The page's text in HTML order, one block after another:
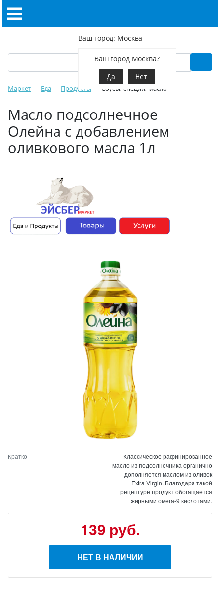
Ваш город: Москва
Ваш город Москва?
Да
Нет
Маркет Еда Продукты Соусы, специи, масло
Масло подсолнечное
Олейна с добавлением
оливкового масла 1л
Кратко
Классическое рафинированное
масло из подсолнечника органично
дополняется маслом из оливок
Extra Virgin. Благодаря такой
рецептуре продукт обогащается
жирными омега-9 кислотами.
139 руб.
НЕТ В НАЛИЧИИ